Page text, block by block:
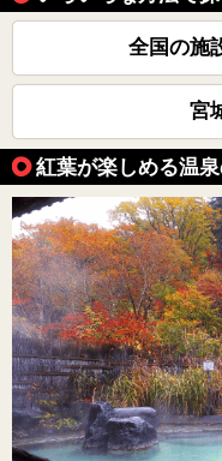
全国の施
宮
紅葉が楽しめる温